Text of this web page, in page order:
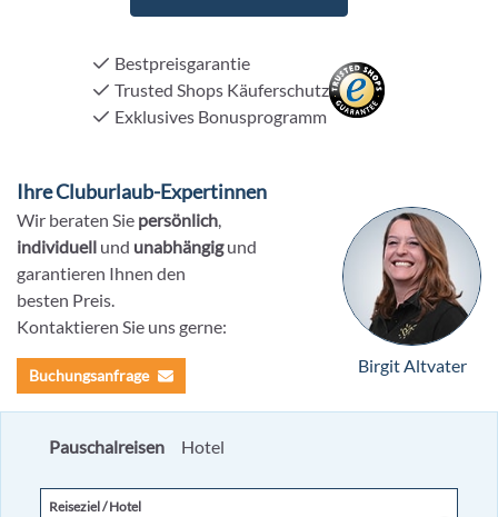
Bestpreisgarantie
Trusted Shops Käuferschutz
Exklusives Bonusprogramm
Ihre Cluburlaub-Expertinnen
Wir beraten Sie persönlich,
individuell und unabhängigund
garantieren Ihnen den
besten Preis.
Kontaktieren Sie uns gerne:
Buchungsanfrage Birgit Altvater
Pauschalreisen Hotel
Reiseziel / Hotel